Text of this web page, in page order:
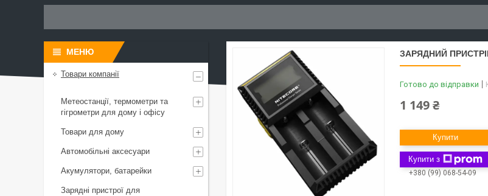
ЗАРЯДНИЙ
Готово до відправки
1 149 ₴
Купити
Купити з
+380 (99) 068-54-09
Товари компанії
Метеостанції, термометри та
гігрометри для дому і офісу
Товари для дому
Автомобільні аксесуари
Акумулятори, батарейки
Зарядні пристрої для